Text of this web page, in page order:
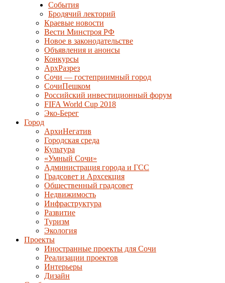
События
Бродячий лекторий
Краевые новости
Вести Минстроя РФ
Новое в законодательстве
Объявления и анонсы
Конкурсы
АрхРазрез
Сочи — гостеприимный город
СочиПешком
Российский инвестиционный форум
FIFA World Cup 2018
Эко-Берег
Город
АрхиНегатив
Городская среда
Культура
«Умный Сочи»
Администрация города и ГСС
Градсовет и Архсекция
Общественный градсовет
Недвижимость
Инфраструктура
Развитие
Туризм
Экология
Проекты
Иностранные проекты для Сочи
Реализации проектов
Интерьеры
Дизайн